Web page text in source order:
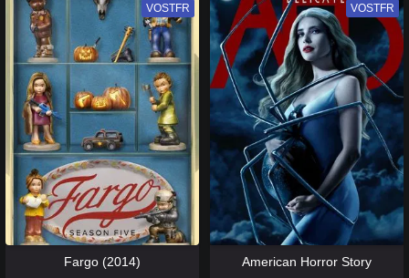
VF
VOSTFR
Fargo (2014)
VF
VOSTFR
American Horror Story